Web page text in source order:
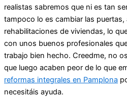
realistas sabremos que ni es tan
tampoco lo es cambiar las
rehabilitaciones de viviendas, lo
con unos buenos profesionales
trabajo bien hecho. Creedme, no
que luego acaben peor de lo que
reformas integrales en Pamplona
necesitáis ayuda.